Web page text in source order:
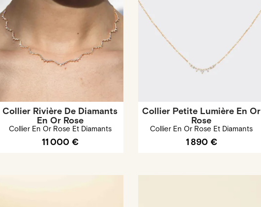
Collier Rivière De Diamants
En Or Rose
Collier En Or Rose Et Diamants
11 000 €
Collier Petite Lumière En Or
Rose
Collier En Or Rose Et Diamants
1 890 €